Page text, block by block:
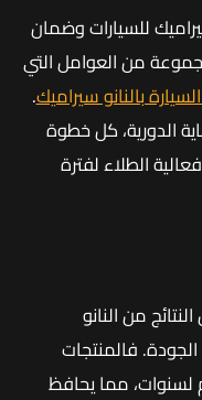
للسيارات وضمان
من العوامل التي
بالنانو سيراميك.
الدورية، كل خطوة
الطلاء لفترة
من النانو
فالمنتجات
لسنوات، مما يحافظ